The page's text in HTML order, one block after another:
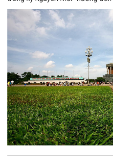
chiến lược trong Nghị quyết số
thành niềm tin, thành nhận thức